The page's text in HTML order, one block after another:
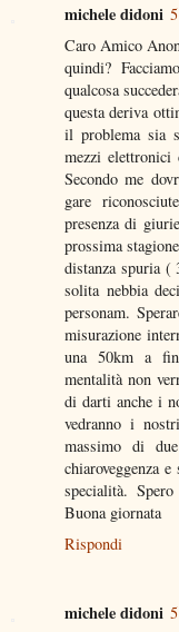
michele didoni
Caro Amico
quindi?
qualcosa
questa deriva
il problema sia
mezzi elettronici
Secondo me
gare
presenza di
prossima
distanza spuria (
solita nebbia
personam.
misurazione
una 50km a
mentalità non
di darti anche i
vedranno i
massimo di
chiaroveggenza
specialità.
Buona giornata
Rispondi
michele didoni